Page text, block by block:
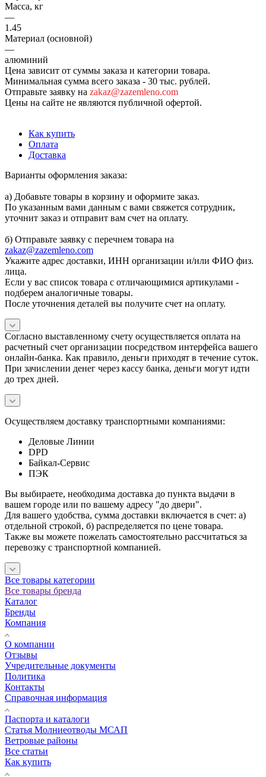
Масса, кг
—
1.45
Материал (основной)
—
алюминий
Цена зависит от суммы заказа и категории товара.
Минимальная сумма всего заказа - 30 тыс. рублей.
Отправьте заявку на zakaz@zazemleno.com
Цены на сайте не являются публичной офертой.
Как купить
Оплата
Доставка
Варианты оформления заказа:
а) Добавьте товары в корзину и оформите заказ.
По указанным вами данным с вами свяжется сотрудник,
уточнит заказ и отправит вам счет на оплату.
б) Отправьте заявку с перечнем товара на
zakaz@zazemleno.com
Укажите адрес доставки, ИНН организации и/или ФИО физ.
лица.
Если у вас список товара с отличающимися артикулами -
подберем аналогичные товары.
После уточнения деталей вы получите счет на оплату.
Согласно выставленному счету осуществляется оплата на
расчетный счет организации посредством интерфейса вашего
онлайн-банка. Как правило, деньги приходят в течение суток.
При зачислении денег через кассу банка, деньги могут идти
до трех дней.
Осуществляем доставку транспортными компаниями:
Деловые Линии
DPD
Байкал-Сервис
ПЭК
Вы выбираете, необходима доставка до пункта выдачи в
вашем городе или по вашему адресу "до двери".
Для вашего удобства, сумма доставки включается в счет: а)
отдельной строкой, б) распределяется по цене товара.
Также вы можете пожелать самостоятельно рассчитаться за
перевозку с транспортной компанией.
Все товары категории
Все товары бренда
Каталог
Бренды
Компания
О компании
Отзывы
Учредительные документы
Политика
Контакты
Справочная информация
Паспорта и каталоги
Статья Молниеотводы МСАП
Ветровые районы
Все статьи
Как купить